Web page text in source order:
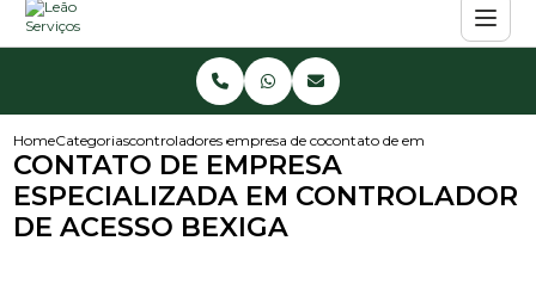
HomeCategoriascontroladores de acessoempresa de controlador de acesso
contato de empresa
CONTATO DE EMPRESA
ESPECIALIZADA EM CONTROLADOR
DE ACESSO BEXIGA